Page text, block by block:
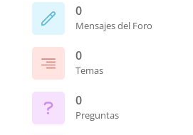
0
Mensajes del Foro
0
Temas
0
Preguntas